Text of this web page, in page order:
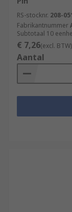
RS-stocknr. 208-
Fabrikantnummer
Subtotaal 10
€ 7,26(excl. BTW)
Aantal